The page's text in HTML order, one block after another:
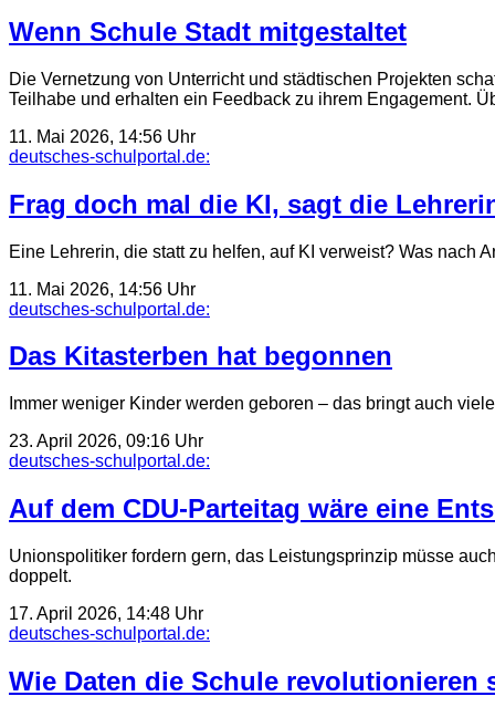
Wenn Schule Stadt mitgestaltet
Die Vernetzung von Unterricht und städtischen Projekten
Teilhabe und erhalten ein Feedback zu ihrem Engagement.
11. Mai 2026, 14:56 Uhr
deutsches-schulportal.de:
Frag doch mal die KI, sagt die
Eine Lehrerin, die statt zu helfen, auf KI verweist? Was nach
11. Mai 2026, 14:56 Uhr
deutsches-schulportal.de:
Das Kitasterben hat begonnen
Immer weniger Kinder werden geboren – das bringt auch
23. April 2026, 09:16 Uhr
deutsches-schulportal.de:
Auf dem CDU-Parteitag wäre eine
Unionspolitiker fordern gern, das Leistungsprinzip müsse
doppelt.
17. April 2026, 14:48 Uhr
deutsches-schulportal.de:
Wie Daten die Schule revolutionieren